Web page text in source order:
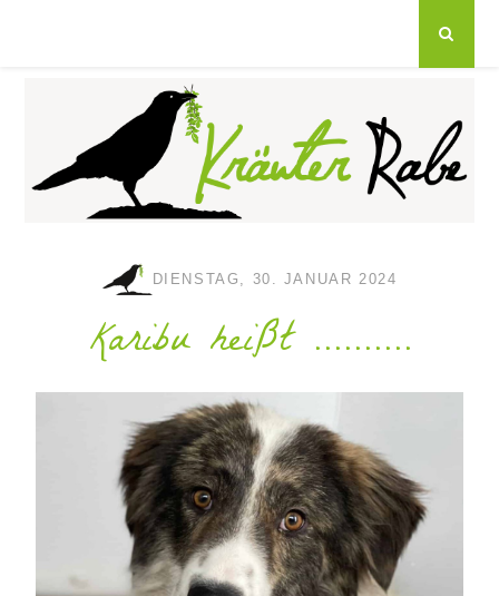
DIENSTAG, 30. JANUAR 2024
Karibu heißt ..........